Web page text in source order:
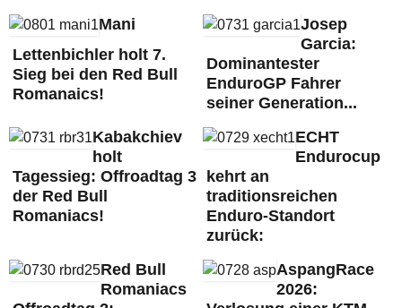
Mani
Lettenbichler holt 7.
Sieg bei den Red Bull
Romanaics!
Josep
Garcia:
Dominantester
EnduroGP Fahrer
seiner Generation...
Kabakchiev
holt
Tagessieg: Offroadtag 3
der Red Bull
Romaniacs!
ECHT
Endurocup
kehrt an
traditionsreichen
Enduro-Standort
zurück:
Red Bull
Romaniacs
AspangRace
2026: